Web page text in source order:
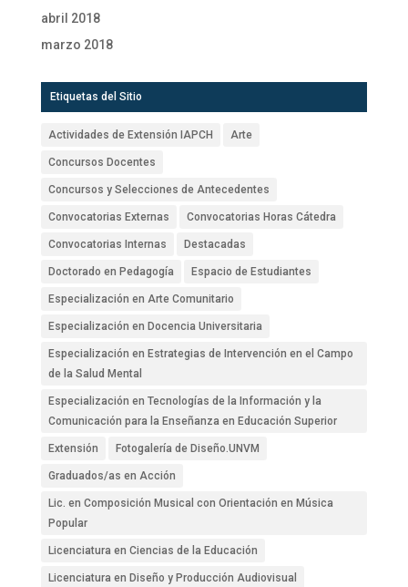
abril 2018
marzo 2018
Etiquetas del Sitio
Actividades de Extensión IAPCH Arte
Concursos Docentes
Concursos y Selecciones de Antecedentes
Convocatorias Externas Convocatorias Horas Cátedra
Convocatorias Internas Destacadas
Doctorado en Pedagogía Espacio de Estudiantes
Especialización en Arte Comunitario
Especialización en Docencia Universitaria
Especialización en Estrategias de Intervención en el Campo
de la Salud Mental
Especialización en Tecnologías de la Información y la
Comunicación para la Enseñanza en Educación Superior
Extensión Fotogalería de Diseño.UNVM
Graduados/as en Acción
Lic. en Composición Musical con Orientación en Música
Popular
Licenciatura en Ciencias de la Educación
Licenciatura en Diseño y Producción Audiovisual